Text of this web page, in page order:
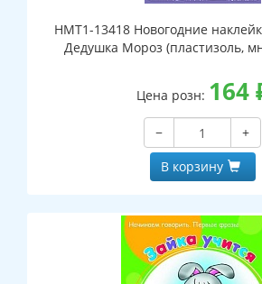
НМТ1-13418 Новогодние
Дедушка Мороз (пластизоль,
Цена розн: 164
−
+
В корзину